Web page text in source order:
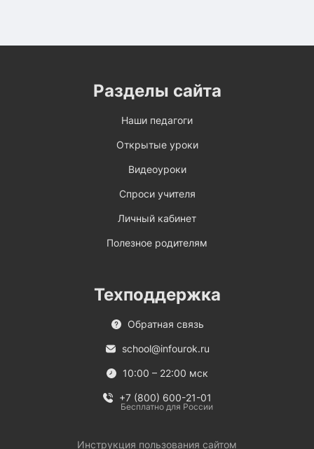
Разделы сайта
Наши педагоги
Открытые уроки
Видеоуроки
Спроси учителя
Личный кабинет
Полезное родителям
Техподдержка
Обратная связь
school@infourok.ru
10:00 – 22:00 мск
+7 (800) 600-21-01
Бесплатно для России
Инструкция пользования сайтом